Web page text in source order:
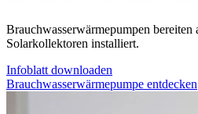
Brauchwasserwärmepumpen
Solarkollektoren installiert.
Infoblatt downloaden
Brauchwasserwärmepumpe entdecken